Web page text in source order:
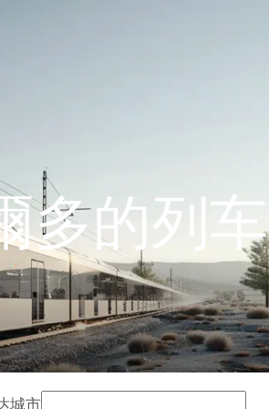
多的列车
城市